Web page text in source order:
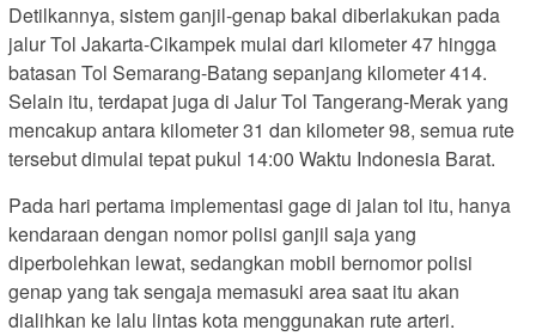
Detilkannya, sistem ganjil-genap bakal diberlakukan pada
jalur Tol Jakarta-Cikampek mulai dari kilometer 47 hingga
batasan Tol Semarang-Batang sepanjang kilometer 414.
Selain itu, terdapat juga di Jalur Tol Tangerang-Merak yang
mencakup antara kilometer 31 dan kilometer 98, semua rute
tersebut dimulai tepat pukul 14:00 Waktu Indonesia Barat.
Pada hari pertama implementasi gage di jalan tol itu, hanya
kendaraan dengan nomor polisi ganjil saja yang
diperbolehkan lewat, sedangkan mobil bernomor polisi
genap yang tak sengaja memasuki area saat itu akan
dialihkan ke lalu lintas kota menggunakan rute arteri.